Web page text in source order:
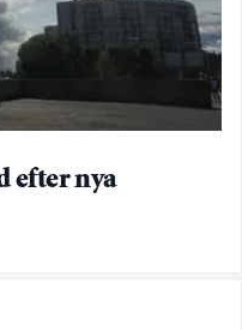
efter nya